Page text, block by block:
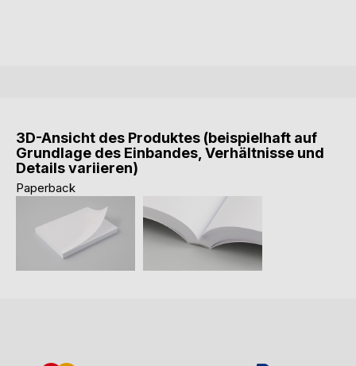
3D-Ansicht des Produktes (beispielhaft auf
Grundlage des Einbandes, Verhältnisse und
Details variieren)
Paperback